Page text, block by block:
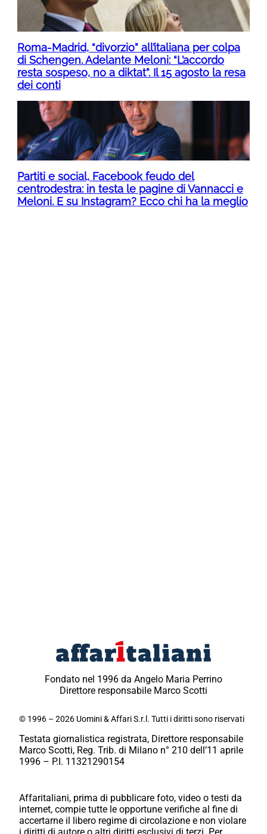
Roma-Madrid, “divorzio” all’italiana per colpa
di Schengen. Adelante Meloni: “L’accordo
resta sospeso, no a diktat”. Il 15 agosto la resa
dei conti
Partiti e social, Facebook feudo del
centrodestra: in testa le pagine di Vannacci e
Meloni. E su Instagram? Ecco chi ha la meglio
Fondato nel 1996 da Angelo Maria Perrino
Direttore responsabile Marco Scotti
© 1996 – 2026 Uomini & Affari S.r.l. Tutti i diritti sono riservati
Testata giornalistica registrata, Direttore responsabile
Marco Scotti, Reg. Trib. di Milano n° 210 dell’11 aprile
1996 – P.I. 11321290154
Affaritaliani, prima di pubblicare foto, video o testi da
internet, compie tutte le opportune verifiche al fine di
accertarne il libero regime di circolazione e non violare